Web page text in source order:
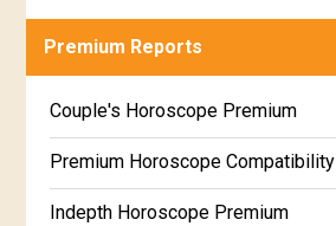
Career & Business Horoscope Free
Free Daily Rashiphal
Free Weekly Rashifal
Premium Reports
Couple's Horoscope Premium
Premium Horoscope Compatibility
Indepth Horoscope Premium